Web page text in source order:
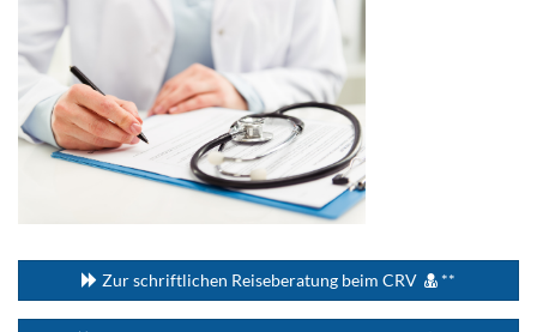
Zur schriftlichen Reiseberatung beim CRV **